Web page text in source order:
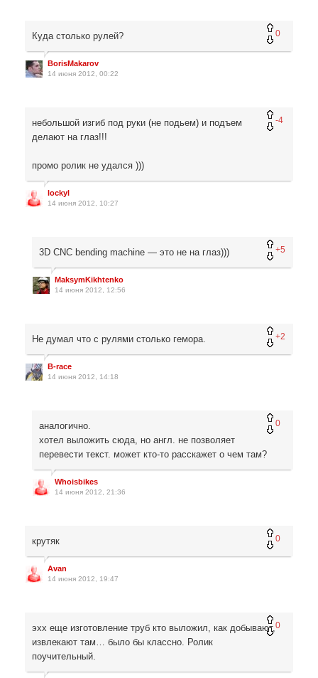
0
Куда столько рулей?
BorisMakarov
14 июня 2012, 00:22
-4
небольшой изгиб под руки (не подьем) и подъем
делают на глаз!!!
промо ролик не удался )))
lockyl
14 июня 2012, 10:27
+5
3D CNC bending machine — это не на глаз)))
MaksymKikhtenko
14 июня 2012, 12:56
+2
Не думал что с рулями столько гемора.
B-race
14 июня 2012, 14:18
0
аналогично.
хотел выложить сюда, но англ. не позволяет
перевести текст. может кто-то расскажет о чем там?
Whoisbikes
14 июня 2012, 21:36
0
крутяк
Avan
14 июня 2012, 19:47
0
эхх еще изготовление труб кто выложил, как добывают,
извлекают там… было бы классно. Ролик
поучительный.